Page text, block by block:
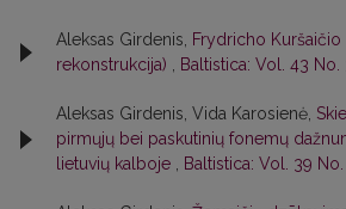
Aleksas Girdenis,
Frydricho
rekonstrukcija)
Baltistica: Vol. 43
Aleksas Girdenis, Vida Karosienė,
pirmųjų bei paskutinių fonemų
lietuvių kalboje
Baltistica: Vol. 39